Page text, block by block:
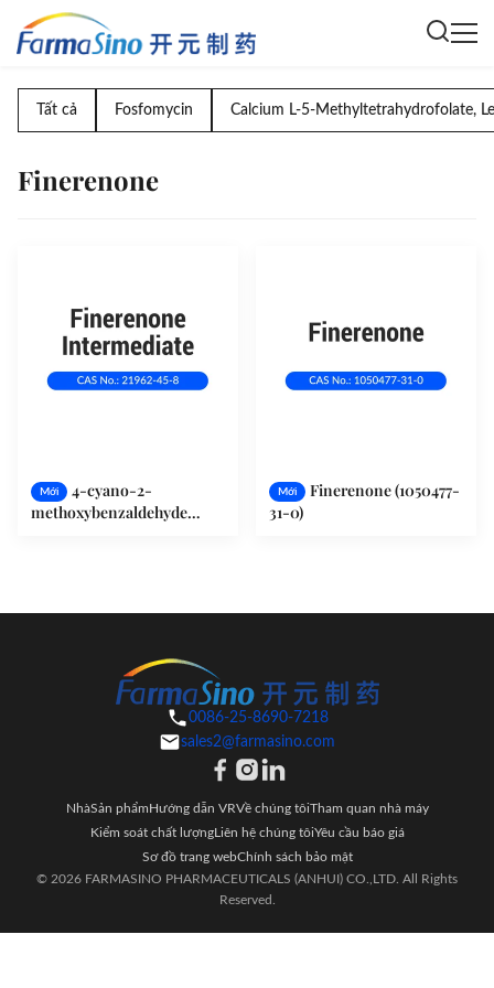
Tất cả Fosfomycin Calcium L-5-Methyltetrahydrofolate,
Finerenone
Mới
4-cyano-2-
methoxybenzaldehyde
Mới
Finerenone (1050477-
31-0)
0086-25-8690-7218
sales2@farmasino.com
NhàSản phẩm Hướng dẫn VRVề chúng tôiTham quan nhà máy
Kiểm soát chất lượngLiên hệ chúng tôiYêu cầu báo giá
Sơ đồ trang webChính sách bảo mật
© 2026 FARMASINO PHARMACEUTICALS (ANHUI) CO.,LTD. All Rights
Reserved.